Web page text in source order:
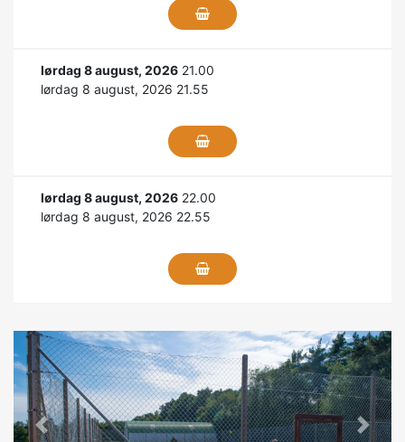
lørdag 8 august, 2026 21.00
lørdag 8 august, 2026 21.55
lørdag 8 august, 2026 22.00
lørdag 8 august, 2026 22.55
Previous Next